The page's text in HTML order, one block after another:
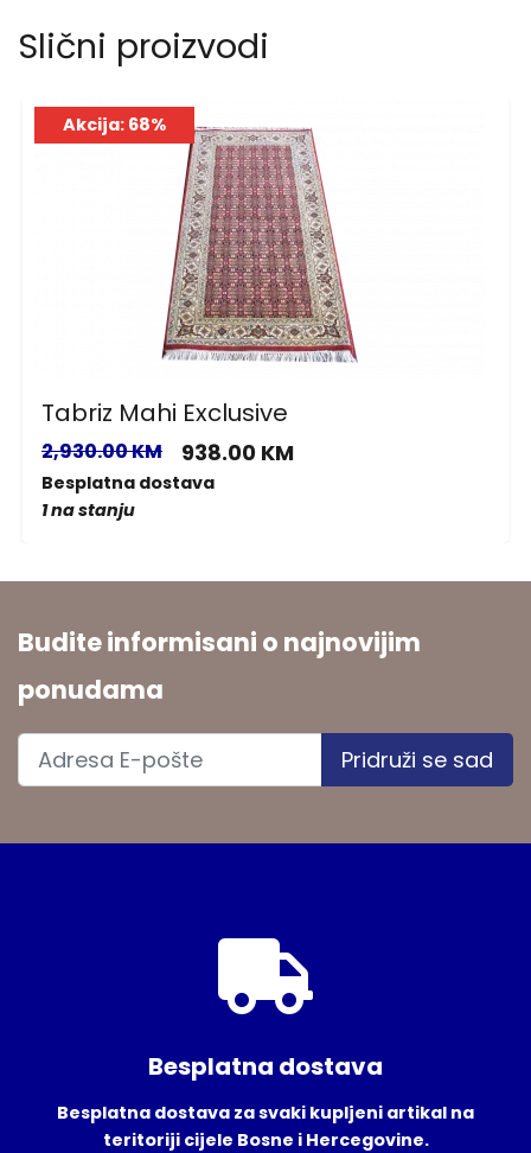
Slični proizvodi
Akcija: 68%
Tabriz Mahi Exclusive
2,930.00 KM 938.00 KM
Besplatna dostava
1 na stanju
Budite informisani o najnovijim
ponudama
Pridruži se sad
Besplatna dostava
Besplatna dostava za svaki kupljeni artikal na
teritoriji cijele Bosne i Hercegovine.